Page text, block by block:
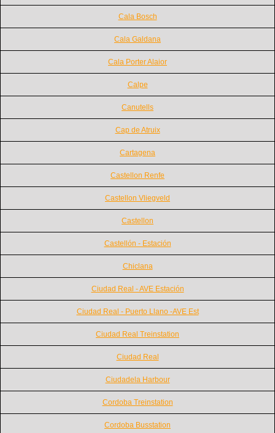
Cala Bosch
Cala Galdana
Cala Porter Alaior
Calpe
Canutells
Cap de Atruix
Cartagena
Castellon Renfe
Castellon Vliegveld
Castellon
Castellón - Estación
Chiclana
Ciudad Real - AVE Estación
Ciudad Real - Puerto Llano -AVE Est
Ciudad Real Treinstation
Ciudad Real
Ciudadela Harbour
Cordoba Treinstation
Cordoba Busstation